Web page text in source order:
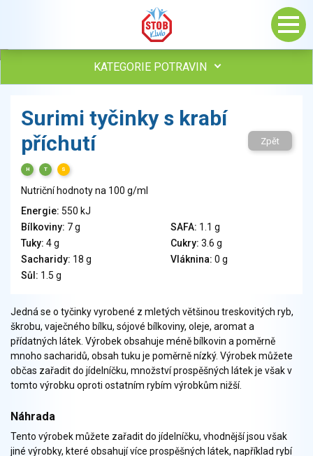
KATEGORIE POTRAVIN
Vejce
Mléko
Mléčné výrobky
Sýry
Veganské a vegetariánské výrobky
Tuky
Obiloviny, mouka, cereální výrobky
Chléb, pečivo, křehké chleby, pufované výrobky
Přílohy
Zelenina
Brambory, luštěniny, houby
Sladkosti, slané výrobky
Zmrzliny
Ochucovadla, přísady, sladidla
Sušené směsi
Polotovary, hotové pokrmy
Proteinové výrobky, doplňky stravy
Surimi tyčinky s krabí
příchutí
H T S
Zpět
Nutriční hodnoty na 100 g/ml
Energie: 550 kJ
Bílkoviny: 7 g SAFA: 1.1 g
Tuky: 4 g Cukry: 3.6 g
Sacharidy: 18 g Vláknina: 0 g
Sůl: 1.5 g
Jedná se o tyčinky vyrobené z mletých většinou treskovitých ryb,
škrobu, vaječného bílku, sójové bílkoviny, oleje, aromat a
přídatných látek. Výrobek obsahuje méně bílkovin a poměrně
mnoho sacharidů, obsah tuku je poměrně nízký. Výrobek můžete
občas zařadit do jídelníčku, množství prospěšných látek je však v
tomto výrobku oproti ostatním rybím výrobkům nižší.
Náhrada
Tento výrobek můžete zařadit do jídelníčku, vhodnější jsou však
jiné výrobky, které obsahují více prospěšných látek, například rybí